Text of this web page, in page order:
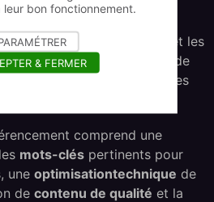
lesmeilleures pratiques
et les
optimiser les sites web de
leur
dans les
comprend une
mots-clés pertinents pour
uneoptimisationtechnique de
decontenu de qualité et la
leur bon fonctionnement.
& FERMER